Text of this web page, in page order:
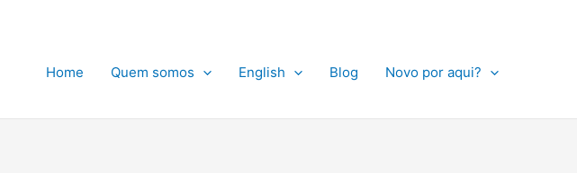
Home Quem somos English Blog Novo por aqui?
q
i